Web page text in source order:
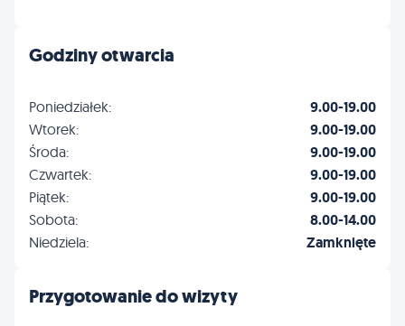
Godziny otwarcia
Poniedziałek: 9.00-19.00
Wtorek: 9.00-19.00
Środa: 9.00-19.00
Czwartek: 9.00-19.00
Piątek: 9.00-19.00
Sobota: 8.00-14.00
Niedziela: Zamknięte
Przygotowanie do wizyty